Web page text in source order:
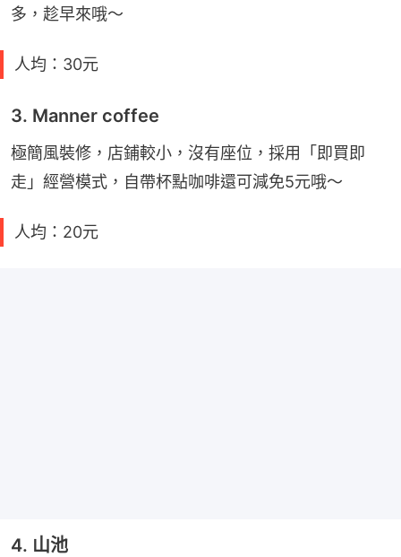
多，趁早來哦～
人均：30元
3. Manner coffee
極簡風裝修，店鋪較小，沒有座位，採用「即買即
走」經營模式，自帶杯點咖啡還可減免5元哦～
人均：20元
4. 山池